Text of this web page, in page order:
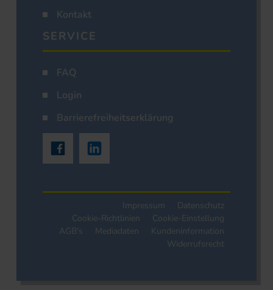
Kontakt
SERVICE
FAQ
Login
Barrierefreiheitserklärung
Impressum
Datenschutz
Cookie-Richtlinien
Cookie-Einstellung
AGB's
Mediadaten
Kundeninformation
Widerrufsrecht